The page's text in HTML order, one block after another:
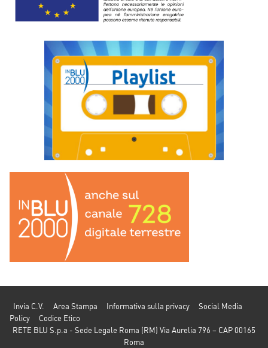
Invia C.V. Area Stampa Informativa sulla privacy
Social Media
Policy
Codice Etico
RETE BLU S.p.a - Sede Legale Roma (RM) Via Aurelia 796 – CAP 00165
Roma